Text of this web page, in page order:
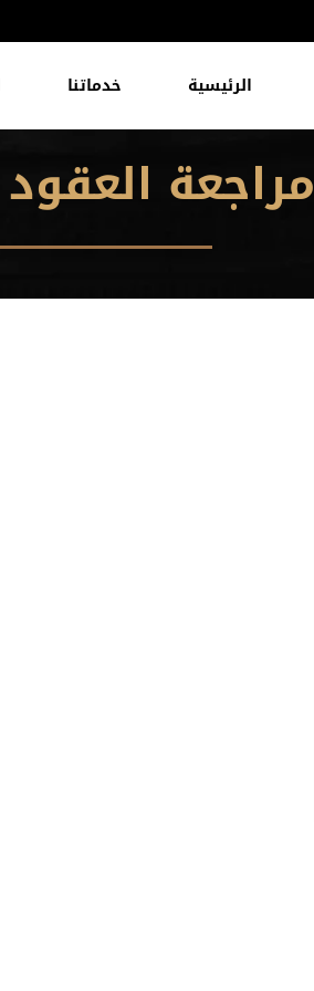
الرئيسية خدماتنا
مراجعة العقود